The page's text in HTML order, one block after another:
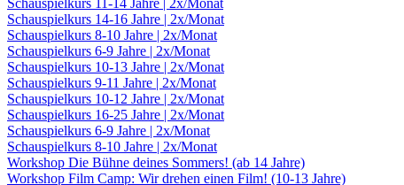
Schauspielkurs 14-16 Jahre | 2x/Monat
Schauspielkurs 8-10 Jahre | 2x/Monat
Schauspielkurs 6-9 Jahre | 2x/Monat
Schauspielkurs 10-13 Jahre | 2x/Monat
Schauspielkurs 9-11 Jahre | 2x/Monat
Schauspielkurs 10-12 Jahre | 2x/Monat
Schauspielkurs 16-25 Jahre | 2x/Monat
Schauspielkurs 6-9 Jahre | 2x/Monat
Schauspielkurs 8-10 Jahre | 2x/Monat
Workshop Die Bühne deines Sommers! (ab 14 Jahre)
Workshop Film Camp: Wir drehen einen Film! (10-13 Jahre)